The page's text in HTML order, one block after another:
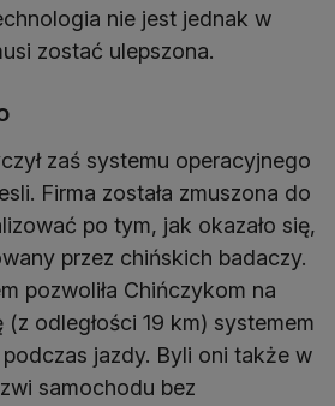
nie jest jednak w
zostać ulepszona.
zaś systemu operacyjnego
Firma została zmuszona do
po tym, jak okazało się,
przez chińskich badaczy.
pozwoliła Chińczykom na
(z odległości 19 km) systemem
jazdy. Byli oni także w
samochodu bez